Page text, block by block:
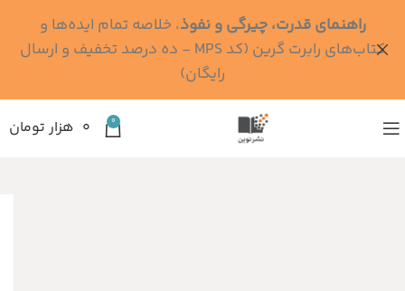
0 ۰ هزار تومان
راهنمای قدرت، چیرگی و نفوذ، خلاصه تمام ایده‌ها و
کتاب‌های رابرت گرین (کد MPS - ده درصد تخفیف و ارسال
رایگان)